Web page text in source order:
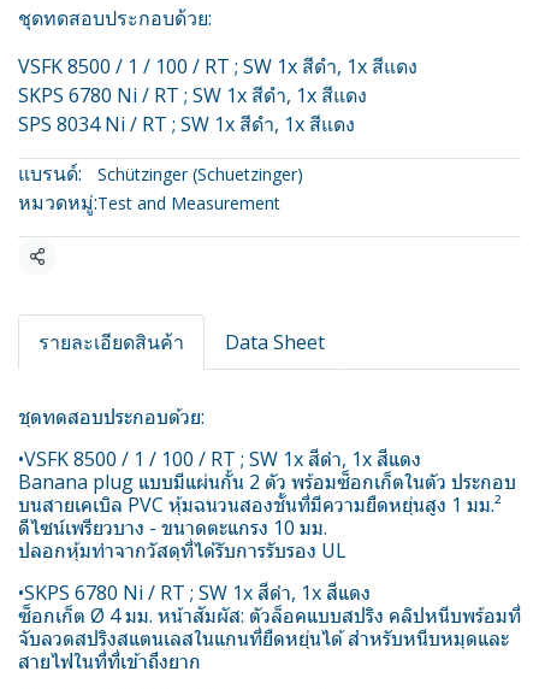
ชุดทดสอบประกอบด้วย:
VSFK 8500 / 1 / 100 / RT ; SW 1x สีดำ, 1x สีแดง
SKPS 6780 Ni / RT ; SW 1x สีดำ, 1x สีแดง
SPS 8034 Ni / RT ; SW 1x สีดำ, 1x สีแดง
แบรนด์:
Schützinger (Schuetzinger)
หมวดหมู่:Test and Measurement
แชร์
รายละเอียดสินค้า Data Sheet
ชุดทดสอบประกอบด้วย:
•VSFK 8500 / 1 / 100 / RT ; SW 1x สีดำ, 1x สีแดง
Banana plug แบบมีแผ่นกั้น 2 ตัว พร้อมซ็อกเก็ตในตัว ประกอบ
บนสายเคเบิล PVC หุ้มฉนวนสองชั้นที่มีความยืดหยุ่นสูง 1 มม.²
ดีไซน์เพรียวบาง - ขนาดตะแกรง 10 มม.
ปลอกหุ้มทำจากวัสดุที่ได้รับการรับรอง UL
•SKPS 6780 Ni / RT ; SW 1x สีดำ, 1x สีแดง
ซ็อกเก็ต Ø 4 มม. หน้าสัมผัส: ตัวล็อคแบบสปริง คลิปหนีบพร้อมที่
จับลวดสปริงสแตนเลสในแกนที่ยืดหยุ่นได้ สำหรับหนีบหมุดและ
สายไฟในที่ที่เข้าถึงยาก